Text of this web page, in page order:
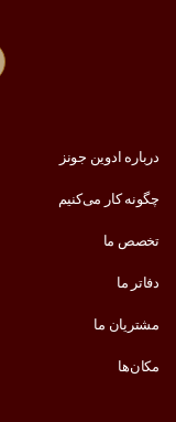
درباره ادوین جونز
چگونه کار می‌کنیم
تخصص ما
دفاتر ما
مشتریان ما
مکان‌ها